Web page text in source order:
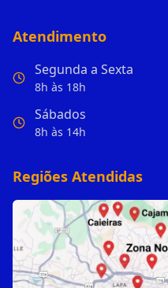
Atendimento
Segunda a Sexta
8h às 18h
Sábados
8h às 14h
Regiões Atendidas